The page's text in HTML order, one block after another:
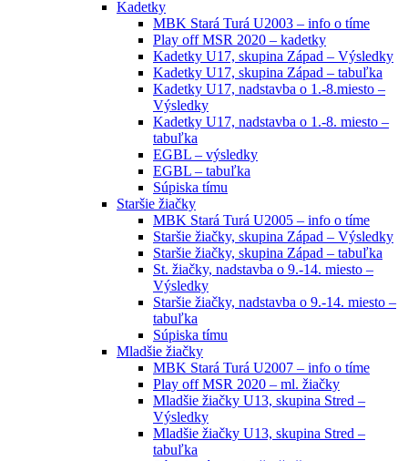
Kadetky
MBK Stará Turá U2003 – info o tíme
Play off MSR 2020 – kadetky
Kadetky U17, skupina Západ – Výsledky
Kadetky U17, skupina Západ – tabuľka
Kadetky U17, nadstavba o 1.-8.miesto –
Výsledky
Kadetky U17, nadstavba o 1.-8. miesto –
tabuľka
EGBL – výsledky
EGBL – tabuľka
Súpiska tímu
Staršie žiačky
MBK Stará Turá U2005 – info o tíme
Staršie žiačky, skupina Západ – Výsledky
Staršie žiačky, skupina Západ – tabuľka
St. žiačky, nadstavba o 9.-14. miesto –
Výsledky
Staršie žiačky, nadstavba o 9.-14. miesto –
tabuľka
Súpiska tímu
Mladšie žiačky
MBK Stará Turá U2007 – info o tíme
Play off MSR 2020 – ml. žiačky
Mladšie žiačky U13, skupina Stred –
Výsledky
Mladšie žiačky U13, skupina Stred –
tabuľka